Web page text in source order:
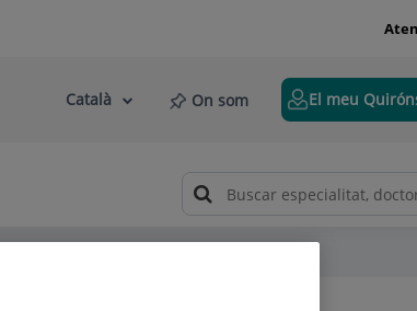
Selector
Llenguatge
Català On som El meu